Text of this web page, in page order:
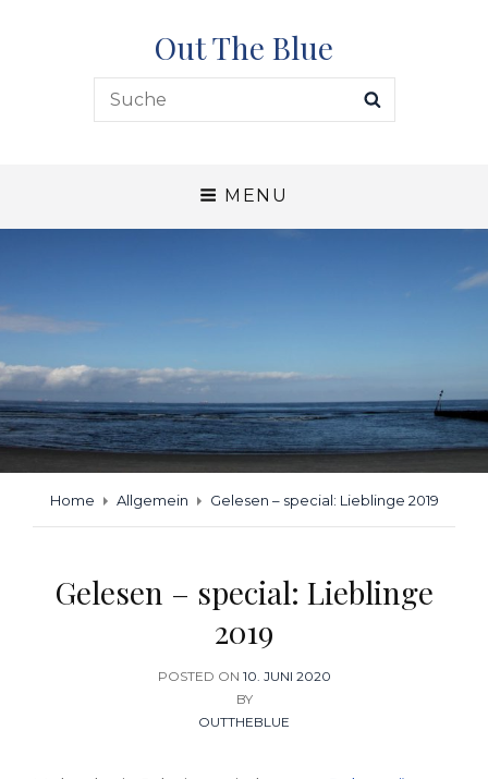
Out The Blue
Search
for:
MENU
Home Allgemein Gelesen – special: Lieblinge 2019
Gelesen – special: Lieblinge
2019
POSTED ON POSTED
ON
10. JUNI 2020
BY
OUTTHEBLUE